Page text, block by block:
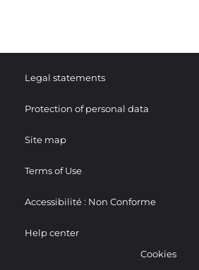
Legal statements
Protection of personal data
Site map
Terms of Use
Accessibilité : Non Conforme
Help center
Cookies